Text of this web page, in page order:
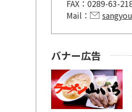
FAX： 0289-63-
Mail：
バナー広告